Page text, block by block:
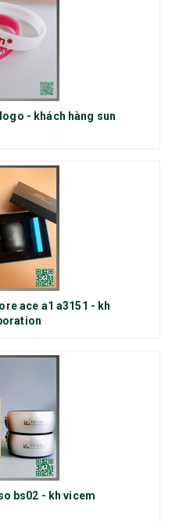
- khách hàng sun
ace a1 a3151 - kh
bs02 - kh vicem